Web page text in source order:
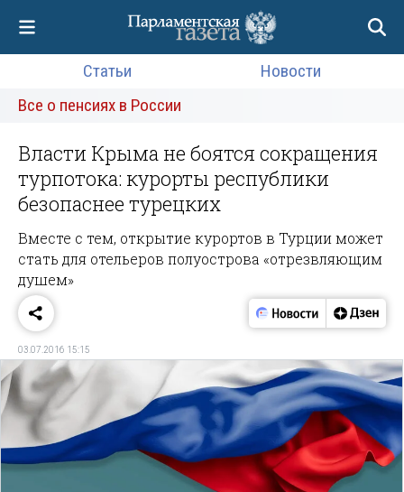
Статьи
Новости
Все о пенсиях в России
Власти Крыма не боятся сокращения
турпотока: курорты республики
безопаснее турецких
Вместе с тем, открытие курортов в Турции может
стать для отельеров полуострова «отрезвляющим
душем»
03.07.2016 15:15